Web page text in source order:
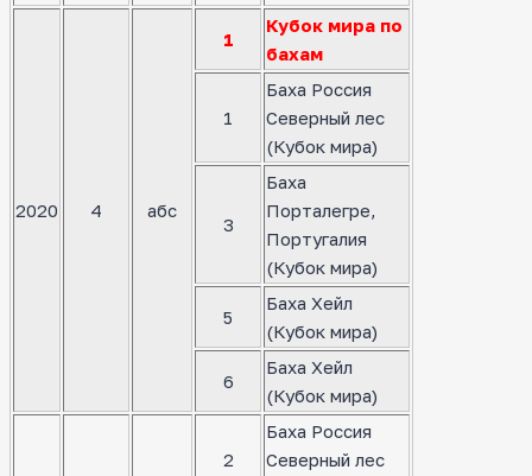
2020 4 абс
1
Кубок мира по
бахам
1
Баха Россия
Северный лес
(Кубок мира)
3
Баха
Порталегре,
Португалия
(Кубок мира)
5
Баха Хейл
(Кубок мира)
6
Баха Хейл
(Кубок мира)
2
Баха Россия
Северный лес